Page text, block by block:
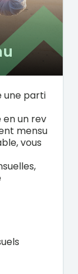
une parti
enun rev
mensu
vous
,